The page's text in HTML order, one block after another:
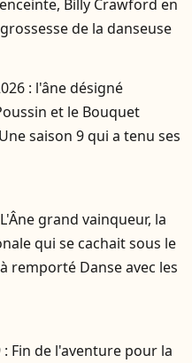
Billy Crawford en
de la danseuse
: l'âne désigné
et le Bouquet
saison 9 qui a tenu ses
grand vainqueur, la
qui se cachait sous le
remporté Danse avec les
: Fin de l'aventure pour la